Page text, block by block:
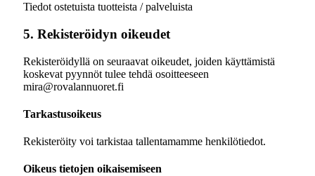
Tiedot ostetuista tuotteista / palveluista
5. Rekisteröidyn oikeudet
Rekisteröidyllä on seuraavat oikeudet, joiden käyttämistä
koskevat pyynnöt tulee tehdä osoitteeseen
mira@rovalannuoret.fi
Tarkastusoikeus
Rekisteröity voi tarkistaa tallentamamme henkilötiedot.
Oikeus tietojen oikaisemiseen